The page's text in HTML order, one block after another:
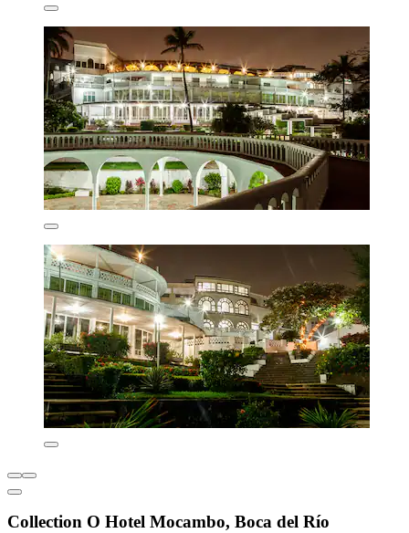
Collection O Hotel Mocambo, Boca del Río